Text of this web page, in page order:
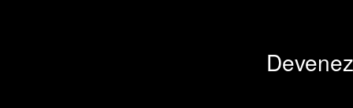
Commander l'Ebook 13.9